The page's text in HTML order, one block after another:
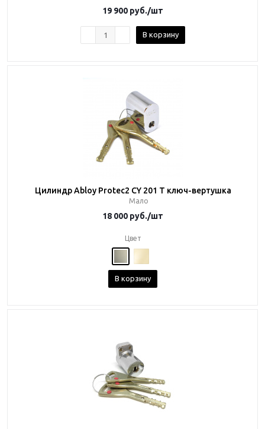
19 900 руб./шт
В корзину
Цилиндр Abloy Protec2 CY 201 T ключ-вертушка
Мало
18 000 руб./шт
Цвет
В корзину